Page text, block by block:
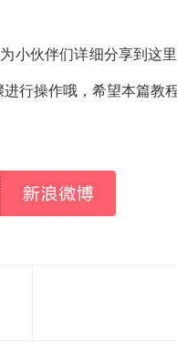
伙伴们详细分享到这
行操作哦，希望本篇教